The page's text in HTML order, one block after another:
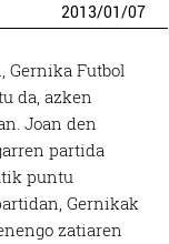
2013/01/07
Gernika Futbol
da, azken
Joan den
partida
puntu
Gernikak
zatiaren